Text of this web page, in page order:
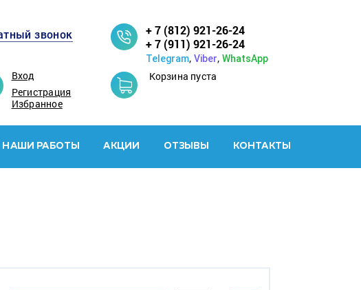
звонок
Вход
Регистрация
Избранное
+ 7 (812) 921-26-24
+ 7 (911) 921-26-24
Telegram, Viber, WhatsApp
Корзина пуста
НАШИ РАБОТЫ АКЦИИ ОТЗЫВЫ КОНТАКТЫ